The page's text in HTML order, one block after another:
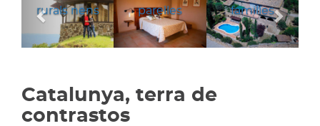
rurals nens
parelles
families
Catalunya, terra de
contrastos